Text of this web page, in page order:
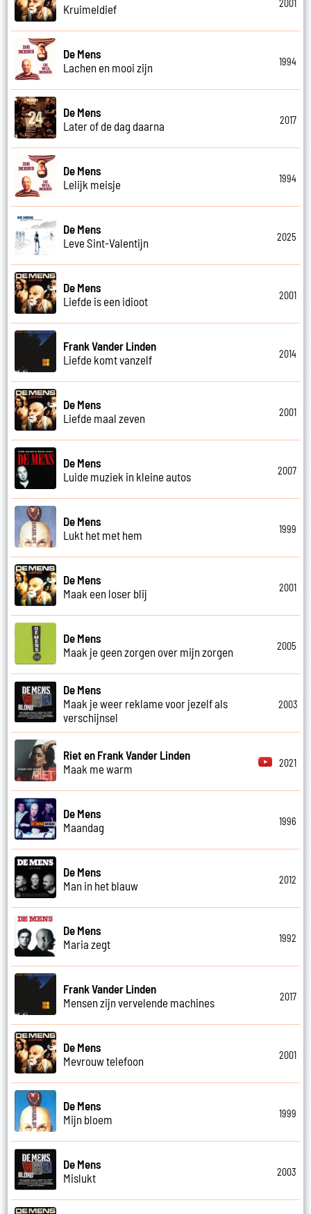
Kruimeldief
2001
De Mens
Lachen en mooi zijn
1994
De Mens
Later of de dag daarna
2017
De Mens
Lelijk meisje
1994
De Mens
Leve Sint-Valentijn
2025
De Mens
Liefde is een idioot
2001
Frank Vander Linden
Liefde komt vanzelf
2014
De Mens
Liefde maal zeven
2001
De Mens
Luide muziek in kleine autos
2007
De Mens
Lukt het met hem
1999
De Mens
Maak een loser blij
2001
De Mens
Maak je geen zorgen over mijn zorgen
2005
De Mens
Maak je weer reklame voor jezelf als
verschijnsel
2003
Riet en Frank Vander Linden
Maak me warm
2021
De Mens
Maandag
1996
De Mens
Man in het blauw
2012
De Mens
Maria zegt
1992
Frank Vander Linden
Mensen zijn vervelende machines
2017
De Mens
Mevrouw telefoon
2001
De Mens
Mijn bloem
1999
De Mens
Mislukt
2003